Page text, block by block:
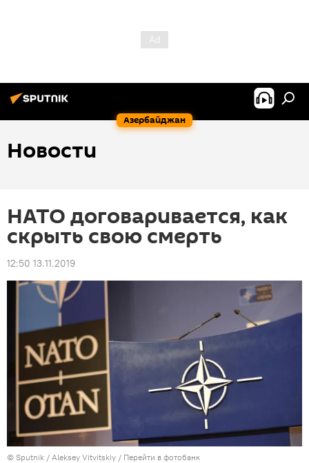
Азербайджан
Новости
НАТО договаривается, как
скрыть свою смерть
12:50 13.11.2019
© Sputnik / Aleksey Vitvitskiy / Перейти в фотобанк